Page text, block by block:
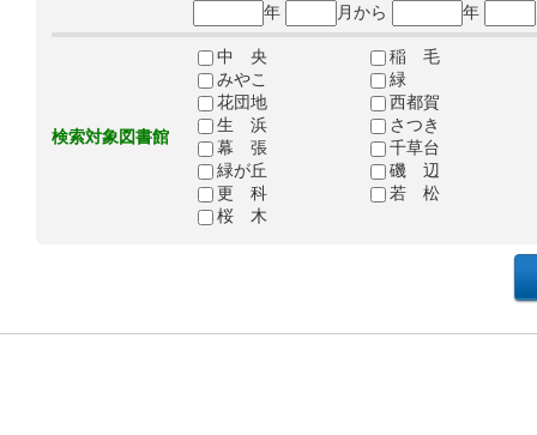
年
月から 年
検索対象図書館
中 央
稲 毛
みやこ
緑
花団地
西都賀
生 浜
さつき
幕 張
千草台
緑が丘
磯 辺
更 科
若 松
桜 木